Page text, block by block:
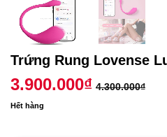
Trứng Rung Lovense
3.900.000₫ 4.300.000₫
Hết hàng